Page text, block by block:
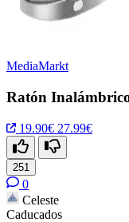
MediaMarkt
Ratón
19.90€ 27.99€
251
0
Celeste
Caducados